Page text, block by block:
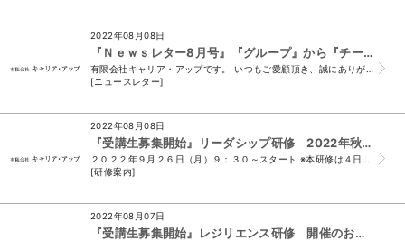
2022年08月08日
『Ｎｅｗｓレター8月号』『グループ』から『チーム』への組織づくり！！
[ニュースレター]
2022年08月08日
『受講生募集開始』リーダシップ研修 2022年秋 開催のお知らせ
[研修案内]
2022年08月07日
『受講生募集開始』レジリエンス研修 開催のお知らせ